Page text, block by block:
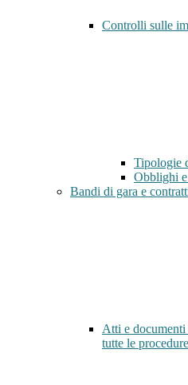
Controlli sulle
Tipologie
Obblighi
Bandi di gara e
Atti e documenti
tutte le procedure